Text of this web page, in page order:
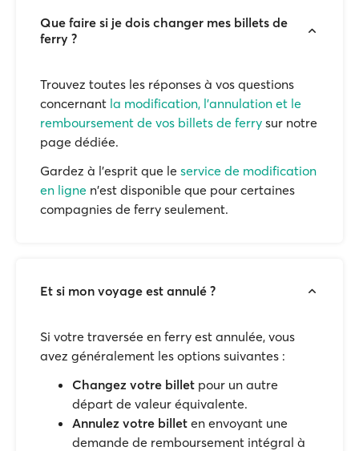
Que faire si je dois changer mes billets de
ferry ?
Trouvez toutes les réponses à vos questions
concernant la modification, l'annulation et le
remboursement de vos billets de ferry sur notre
page dédiée.
Gardez à l'esprit que le service de modification
en ligne n'est disponible que pour certaines
compagnies de ferry seulement.
Et si mon voyage est annulé ?
Si votre traversée en ferry est annulée, vous
avez généralement les options suivantes :
Changez votre billet pour un autre
départ de valeur équivalente.
Annulez votre billet en envoyant une
demande de remboursement intégral à